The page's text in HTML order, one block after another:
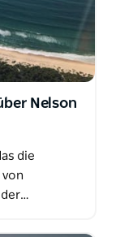
Nelson
die
von